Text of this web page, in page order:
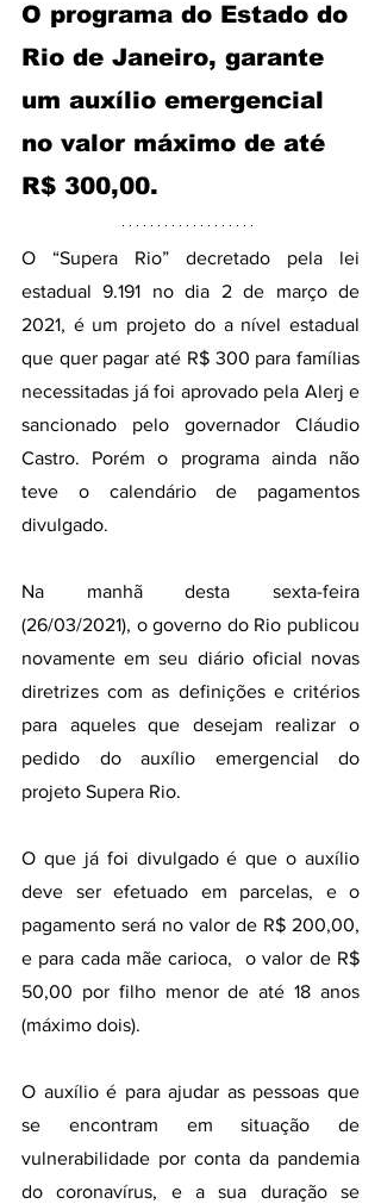
O programa do Estado do
Rio de Janeiro, garante
um auxílio emergencial
no valor máximo de até
R$ 300,00.
O “Supera Rio” decretado pela lei
estadual 9.191 no dia 2 de março de
2021, é um projeto do a nível estadual
que quer pagar até R$ 300 para famílias
necessitadas já foi aprovado pela Alerj e
sancionado pelo governador Cláudio
Castro. Porém o programa ainda não
teve o calendário de pagamentos
divulgado.
Na manhã desta sexta-feira
(26/03/2021), o governo do Rio publicou
novamente em seu diário oficial novas
diretrizes com as definições e critérios
para aqueles que desejam realizar o
pedido do auxílio emergencial do
projeto Supera Rio.
O que já foi divulgado é que o auxílio
deve ser efetuado em parcelas, e o
pagamento será no valor de R$ 200,00,
e para cada mãe carioca,  o valor de R$
50,00 por filho menor de até 18 anos
(máximo dois).
O auxílio é para ajudar as pessoas que
se encontram em situação de
vulnerabilidade por conta da pandemia
do coronavírus, e a sua duração se